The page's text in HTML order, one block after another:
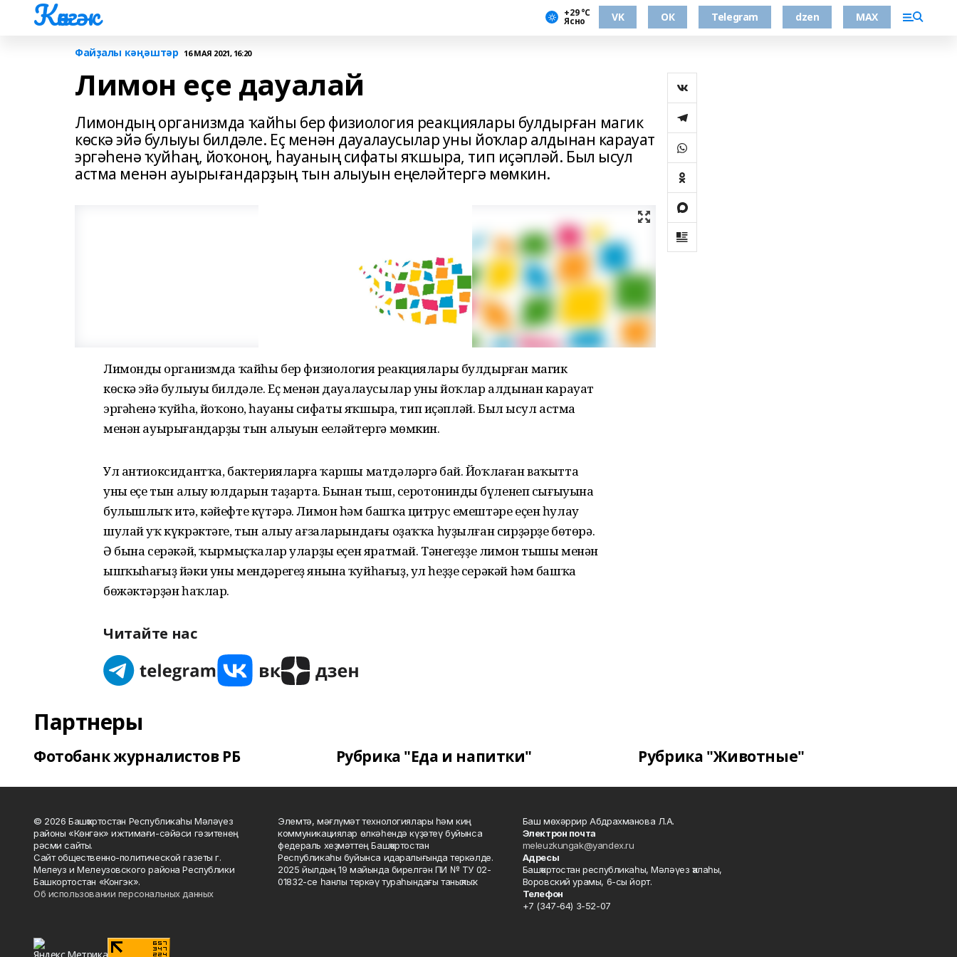
Көнгәк +29 °С
Ясно VK ОК Telegram dzen MAX
Файҙалы кәңәштәр 16 МАЯ 2021, 16:20
Лимон еҫе дауалай
Лимондың организмда ҡайһы бер физиология реакциялары булдырған магик
көскә эйә булыуы билдәле. Еҫ менән дауалаусылар уны йоҡлар алдынан карауат
эргәһенә ҡуйһаң, йоҡоноң, һауаның сифаты яҡшыра, тип иҫәпләй. Был ысул
астма менән ауырығандарҙың тын алыуын еңеләйтергә мөмкин.
Лимондың организмда ҡайһы бер физиология реакциялары булдырған магик
көскә эйә булыуы билдәле. Еҫ менән дауалаусылар уны йоҡлар алдынан карауат
эргәһенә ҡуйһаң, йоҡоноң, һауаның сифаты яҡшыра, тип иҫәпләй. Был ысул астма
менән ауырығандарҙың тын алыуын еңеләйтергә мөмкин.
Ул антиоксидантҡа, бактерияларға ҡаршы матдәләргә бай. Йоҡлаған ваҡытта
уның еҫе тын алыу юлдарын таҙарта. Бынан тыш, серотониндың бүленеп сығыуына
булышлыҡ итә, кәйефте күтәрә. Лимон һәм башҡа цитрус емештәре еҫен һулау
шулай уҡ күкрәктәге, тын алыу ағзаларындағы оҙаҡҡа һуҙылған сирҙәрҙе бөтөрә.
Ә бына серәкәй, ҡырмыҫҡалар уларҙың еҫен яратмай. Тәнегеҙҙе лимон тышы менән
ышҡыһағыҙ йәки уны мендәрегеҙ янына ҡуйһағыҙ, ул һеҙҙе серәкәй һәм башҡа
бөжәктәрҙән һаҡлар.
Читайте нас
Партнеры
Фотобанк журналистов РБ Рубрика "Еда и напитки" Рубрика "Животные"
© 2026 Башҡортостан Республикаһы Мәләүез
районы «Көнгәк» ижтимағи-сәйәси гәзитенең
рәсми сайты.
Сайт общественно-политической газеты г.
Мелеуз и Мелеузовского района Республики
Башкортостан «Конгэк».
Об использовании персональных данных
Элемтә, мәғлүмәт технологиялары һәм киң
коммуникациялар өлкәһендә күҙәтеү буйынса
федераль хеҙмәттең Башҡортостан
Республикаһы буйынса идаралығында теркәлде.
2025 йылдың 19 майында бирелгән ПИ № ТУ 02-
01832-се һанлы теркәү тураһындағы таныҡлыҡ.
Баш мөхәррир Абдрахманова Л.А.
Электрон почта
meleuzkungak@yandex.ru
Адресы
Башҡортостан республикаһы, Мәләүез ҡалаһы,
Воровский урамы, 6-сы йорт.
Телефон
+7 (347-64) 3-52-07